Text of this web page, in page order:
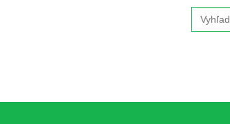
Search
for: